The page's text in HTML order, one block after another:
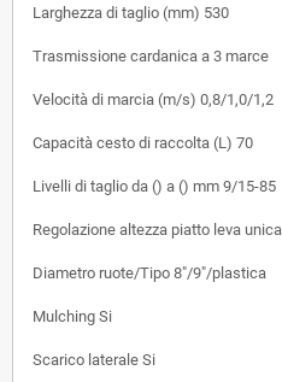
Larghezza di taglio (mm) 530
Trasmissione cardanica a 3 marce
Velocità di marcia (m/s) 0,8/1,0/1,2
Capacità cesto di raccolta (L) 70
Livelli di taglio da () a () mm 9/15-85
Regolazione altezza piatto leva unica
Diametro ruote/Tipo 8"/9"/plastica
Mulching Si
Scarico laterale Si